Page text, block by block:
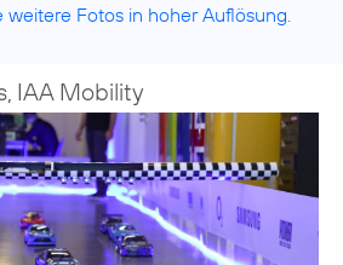
weitere Fotos in hoher Auflösung.
IAA Mobility